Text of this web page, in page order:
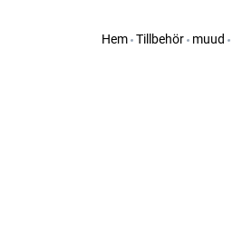
Hem Tillbehör muud